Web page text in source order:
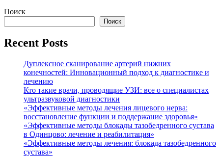
Поиск
Поиск
Recent Posts
Дуплексное сканирование артерий нижних
конечностей: Инновационный подход к диагностике и
лечению
Кто такие врачи, проводящие УЗИ: все о специалистах
ультразвуковой диагностики
«Эффективные методы лечения лицевого нерва:
восстановление функции и поддержание здоровья»
«Эффективные методы блокады тазобедренного сустава
в Одинцово: лечение и реабилитация»
«Эффективные методы лечения: блокада тазобедренного
сустава»